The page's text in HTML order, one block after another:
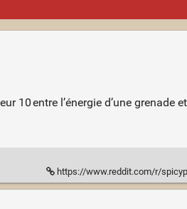
10 entre l’énergie d’une grenade
https://www.reddit.com/r/